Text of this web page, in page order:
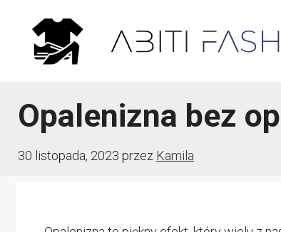
Opalenizna bez
30 listopada, 2023 przez Kamila